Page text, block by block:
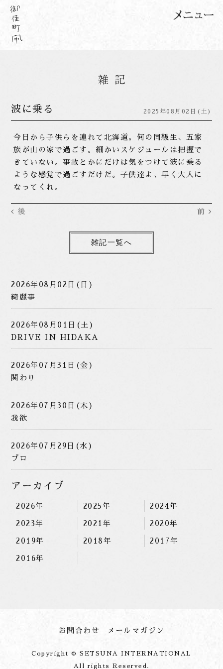
波に乗る 2025年08月02日(土)
今日から子供らを連れて北海道。何の同級生、五家
族が山の家で過ごす。細かいスケジュールは把握で
きていない。事故とかにだけは気をつけて波に乗る
ような感覚で過ごすだけだ。子供達よ、早く大人に
なってくれ。
後 前
雑記一覧へ
2026年08月02日(日)
綺麗事
2026年08月01日(土)
DRIVE IN HIDAKA
2026年07月31日(金)
関わり
2026年07月30日(木)
我欲
2026年07月29日(水)
プロ
アーカイブ
2026年 2025年 2024年
2023年 2021年 2020年
2019年 2018年 2017年
2016年
お問合わせ メールマガジン
Copyright © SETSUNA INTERNATIONAL
All rights Reserved.